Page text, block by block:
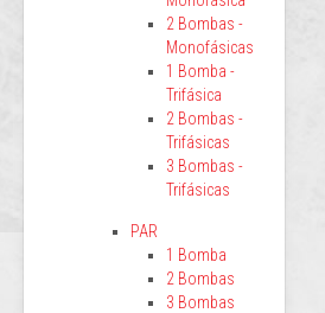
2 Bombas -
Monofásicas
1 Bomba -
Trifásica
2 Bombas -
Trifásicas
3 Bombas -
Trifásicas
PAR
1 Bomba
2 Bombas
3 Bombas